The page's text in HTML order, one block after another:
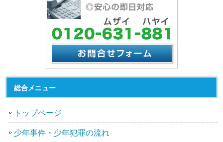
総合メニュー
トップページ
少年事件・少年犯罪の流れ